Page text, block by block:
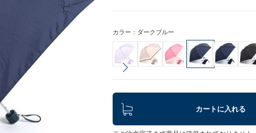
カラー：ダークブルー
カートに入れる